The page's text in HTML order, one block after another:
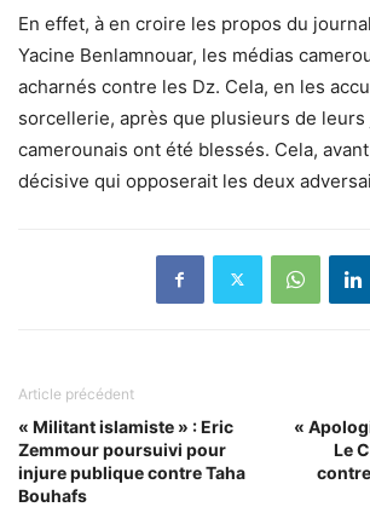
En effet, à en croire les propos du
Yacine Benlamnouar, les médias
acharnés contre les Dz. Cela, en les
sorcellerie, après que plusieurs de leurs
camerounais ont été blessés. Cela,
décisive qui opposerait les deux
Article précédent
« Militant islamiste » : Eric
Zemmour poursuivi pour
injure publique contre Taha
Bouhafs
«
Le